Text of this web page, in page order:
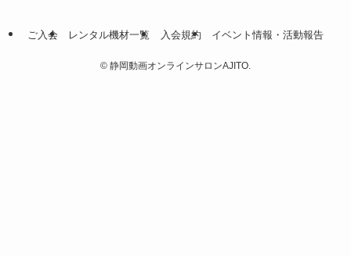
ご入会 レンタル機材一覧 入会規約 イベント情報・活動報告
© 静岡動画オンラインサロンAJITO.